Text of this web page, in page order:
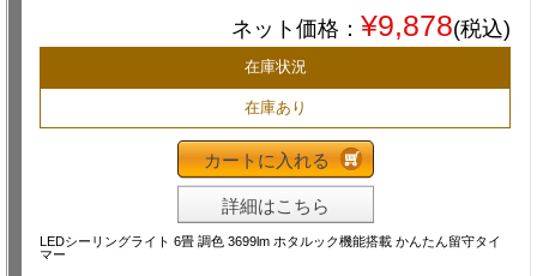
ネット価格： ¥9,878(税込)
在庫状況
在庫あり
カートに入れる
詳細はこちら
LEDシーリングライト 6畳 調色 3699lm ホタルック機能搭載 かんたん留守タイ
マー